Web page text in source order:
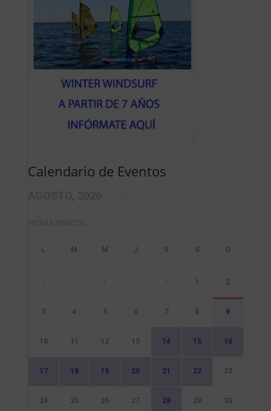
Calendario de Eventos
- - - - - 1 2
3 4 5 6 7 8 9
10 11 12 13 14 15 16
17 18 19 20 21 22 23
24 25 26 27 28 29 30